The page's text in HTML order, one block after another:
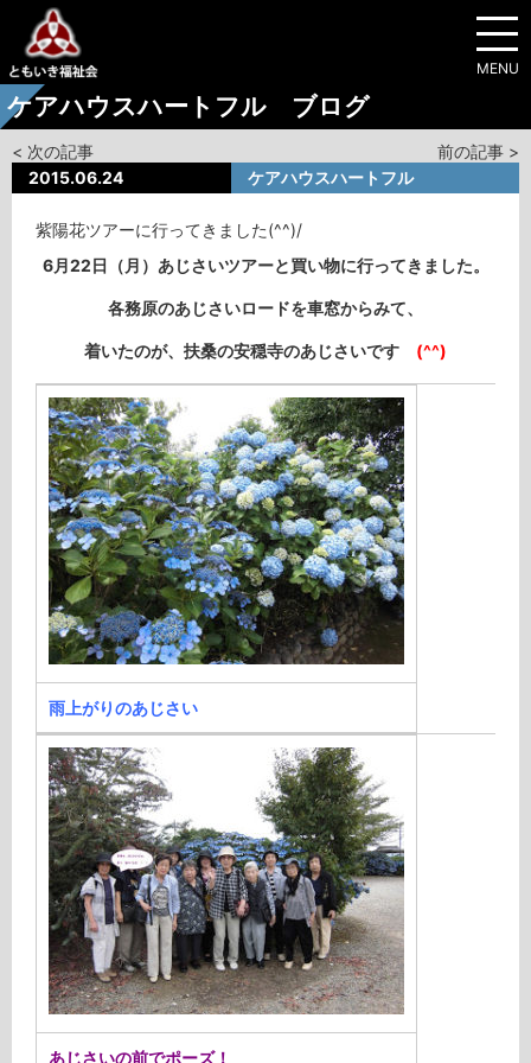
MENU
ケアハウスハートフル ブログ
< 次の記事
前の記事 >
2015.06.24
ケアハウスハートフル
紫陽花ツアーに行ってきました(^^)/
6月22日（月）あじさいツアーと買い物に行ってきました。
各務原のあじさいロードを車窓からみて、
着いたのが、扶桑の安穏寺のあじさいです (^^)
雨上がりのあじさい
あじさいの前でポーズ！